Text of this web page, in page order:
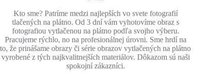
môžete
vybrať
na
stránke
produktu.
Kto sme? Patríme medzi najlepších vo svete fotografií
tlačených na plátno. Od 3 dní vám vyhotovíme obraz s
fotografiou vytlačenou na plátno podľa svojho výberu.
Pracujeme rýchlo, no na profesionálnej úrovni. Sme hrdí na
to, že prinášame obrazy či série obrazov vytlačených na plátno
vyrobené z tých najkvalitnejších materiálov. Dôkazom sú naši
spokojní zákazníci.